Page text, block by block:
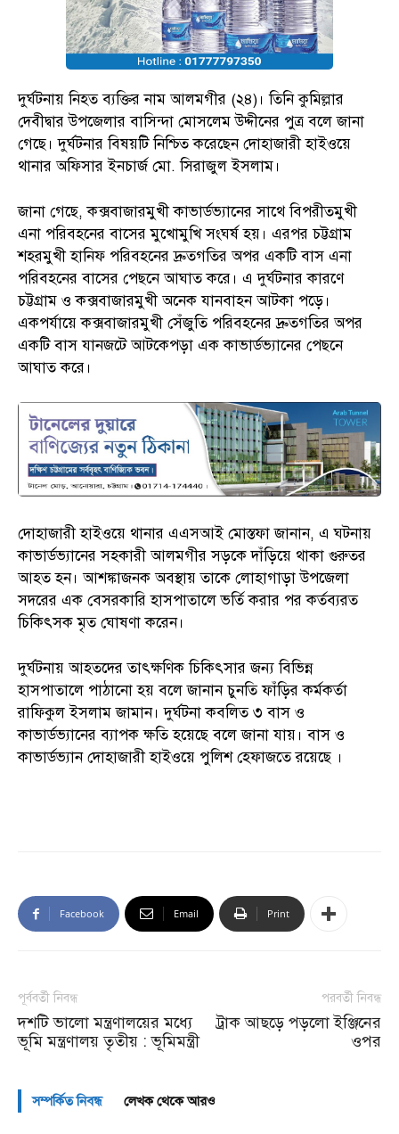
দুর্ঘটনায় নিহত ব্যক্তির নাম আলমগীর (২৪)। তিনি কুমিল্লার
দেবীদ্বার উপজেলার বাসিন্দা মোসলেম উদ্দীনের পুত্র বলে জানা
গেছে। দুর্ঘটনার বিষয়টি নিশ্চিত করেছেন দোহাজারী হাইওয়ে
থানার অফিসার ইনচার্জ মো. সিরাজুল ইসলাম।
জানা গেছে, কক্সবাজারমুখী কাভার্ডভ্যানের সাথে বিপরীতমুখী
এনা পরিবহনের বাসের মুখোমুখি সংঘর্ষ হয়। এরপর চট্টগ্রাম
শহরমুখী হানিফ পরিবহনের দ্রুতগতির অপর একটি বাস এনা
পরিবহনের বাসের পেছনে আঘাত করে। এ দুর্ঘটনার কারণে
চট্টগ্রাম ও কক্সবাজারমুখী অনেক যানবাহন আটকা পড়ে।
একপর্যায়ে কক্সবাজারমুখী সেঁজুতি পরিবহনের দ্রুতগতির অপর
একটি বাস যানজটে আটকেপড়া এক কাভার্ডভ্যানের পেছনে
আঘাত করে।
দোহাজারী হাইওয়ে থানার এএসআই মোস্তফা জানান, এ ঘটনায়
কাভার্ডভ্যানের সহকারী আলমগীর সড়কে দাঁড়িয়ে থাকা গুরুতর
আহত হন। আশঙ্কাজনক অবস্থায় তাকে লোহাগাড়া উপজেলা
সদরের এক বেসরকারি হাসপাতালে ভর্তি করার পর কর্তব্যরত
চিকিৎসক মৃত ঘোষণা করেন।
দুর্ঘটনায় আহতদের তাৎক্ষণিক চিকিৎসার জন্য বিভিন্ন
হাসপাতালে পাঠানো হয় বলে জানান চুনতি ফাঁড়ির কর্মকর্তা
রাফিকুল ইসলাম জামান। দুর্ঘটনা কবলিত ৩ বাস ও
কাভার্ডভ্যানের ব্যাপক ক্ষতি হয়েছে বলে জানা যায়। বাস ও
কাভার্ডভ্যান দোহাজারী হাইওয়ে পুলিশ হেফাজতে রয়েছে ।
Facebook Email Print
পূর্ববর্তী নিবন্ধ
দশটি ভালো মন্ত্রণালয়ের মধ্যে
ভূমি মন্ত্রণালয় তৃতীয় : ভূমিমন্ত্রী
পরবর্তী নিবন্ধ
ট্রাক আছড়ে পড়লো ইঞ্জিনের
ওপর
সম্পর্কিত নিবন্ধ লেখক থেকে আরও